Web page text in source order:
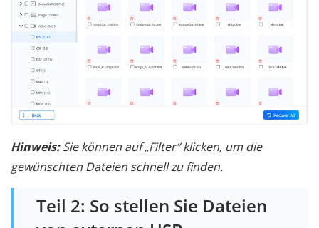
Hinweis:Sie können auf „Filter“ klicken, um die
gewünschten Dateien schnell zu finden.
Teil 2: So stellen Sie Dateien